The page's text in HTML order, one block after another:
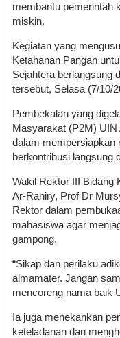
membantu pemerintah
miskin.
Kegiatan yang
Ketahanan Pangan
Sejahtera berlangsung
tersebut, Selasa (7/10/
Pembekalan yang
Masyarakat (P2M) UIN
dalam mempersiapkan
berkontribusi langsung
Wakil Rektor III Bidang
Ar-Raniry, Prof Dr
Rektor dalam
mahasiswa agar
gampong.
“Sikap dan perilaku
almamater. Jangan
mencoreng nama baik
Ia juga menekankan
keteladanan dan